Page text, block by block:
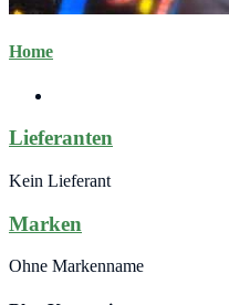
Home
Lieferanten
Kein Lieferant
Marken
Ohne Markenname